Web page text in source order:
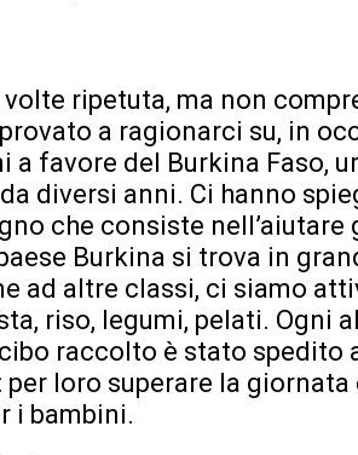
volte ripetuta, ma non
a ragionarci su, in
a favore del Burkina Faso,
diversi anni. Ci hanno
che consiste
Burkina si trova in
ad altre classi, ci siamo
riso, legumi, pelati. Ogni
raccolto è stato spedito
loro superare la giornata
i bambini.